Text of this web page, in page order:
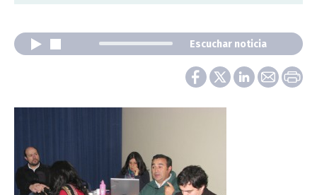
Escuchar noticia